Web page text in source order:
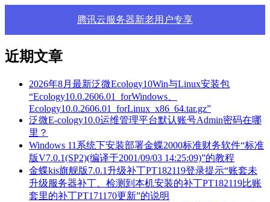
腾讯云服务器新老用户专享
近期文章
2026年8月最新泛微Ecology10Win与Linux安装包
“Ecology10.0.2606.01_forWindows、
Ecology10.0.2606.01_forLinux_x86_64.tar.gz”
泛微E-cology10.0运维管理平台默认账号Admin密码在哪
里？
Windows 11系统下安装部署金蝶2000标准财务软件“标准
版V7.0.1(SP2)(编译于2001/09/03 14:25:09)”的教程
金蝶kis旗舰版7.0.1升级补丁PT182119登录提示“账套未
升级服务器补丁、检测到本机安装的补丁PT182119比账
套里的补丁PT171170更新”的说明